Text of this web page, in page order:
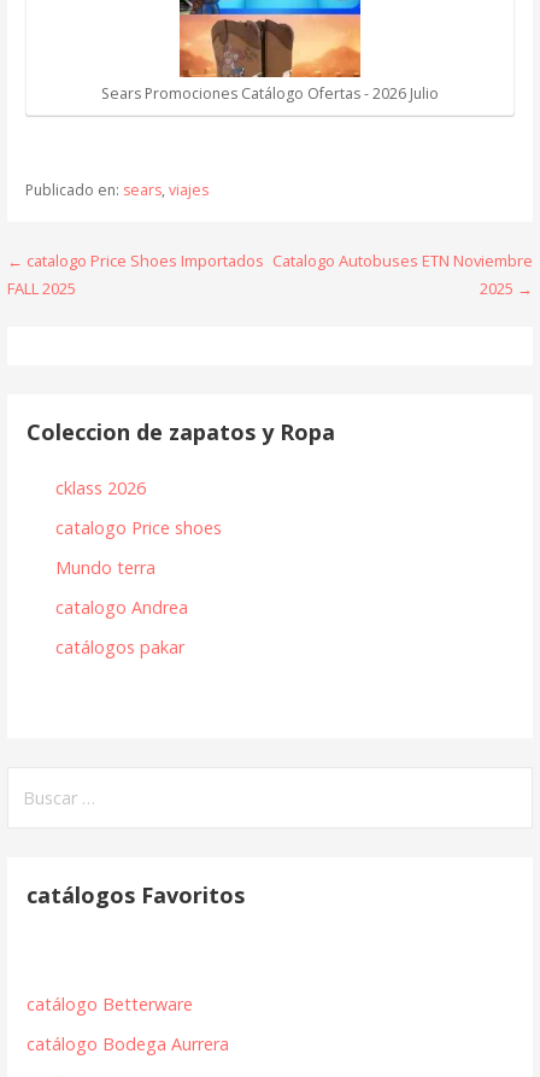
Sears Promociones Catálogo Ofertas - 2026 Julio
Publicado en: sears, viajes
Navegación
← catalogo Price Shoes Importados
FALL 2025
Catalogo Autobuses ETN Noviembre
2025 →
Coleccion de zapatos y Ropa
cklass 2026
catalogo Price shoes
Mundo terra
catalogo Andrea
catálogos pakar
catálogos Favoritos
catálogo Betterware
catálogo Bodega Aurrera